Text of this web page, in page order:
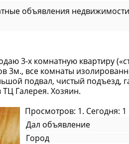
объявления
3-х комнатную квартиру
3м., все комнаты
подвал, чистый подъезд,
Галерея. Хозяин.
Просмотров: 1. Сегодня: 1
Дал объявление
Город